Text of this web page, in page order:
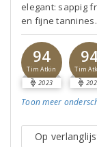
elegant: sappig
en fijne tannines.
94
Tim Atkin
2023
Tim
Toon meer
Op